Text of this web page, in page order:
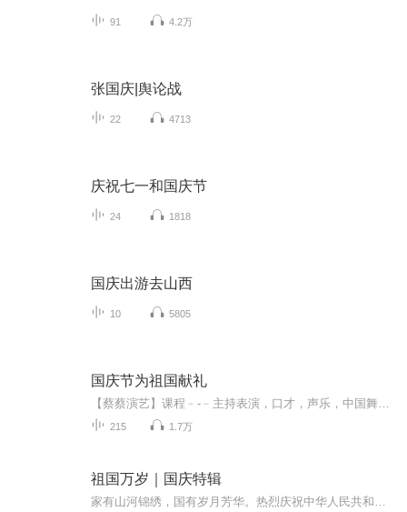
91 4.2万
张国庆|舆论战
22 4713
庆祝七一和国庆节
24 1818
国庆出游去山西
10 5805
国庆节为祖国献礼
215 1.7万
祖国万岁｜国庆特辑